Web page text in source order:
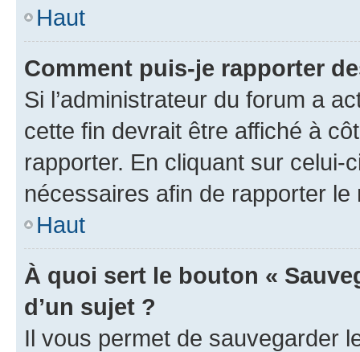
Haut
Comment puis-je rapporter
Si l’administrateur du forum a
cette fin devrait être affiché à
rapporter. En cliquant sur
nécessaires afin de rapporter le
Haut
À quoi sert le bouton «
d’un sujet ?
Il vous permet de sauvegarder